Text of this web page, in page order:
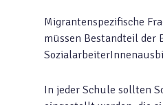
Migrantenspezifische
müssen Bestandteil der
In jeder Schule sollten